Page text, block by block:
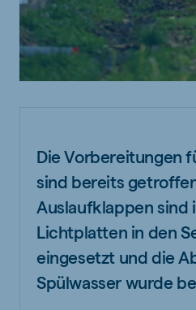
Die Vorbereitungen
sind bereits
Auslaufklappen sind
Lichtplatten in den
eingesetzt und die
Spülwasser wurde